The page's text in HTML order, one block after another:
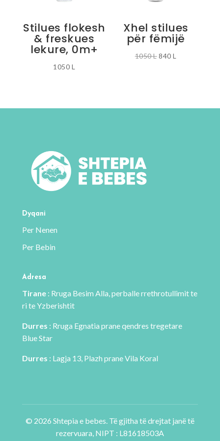
Stilues flokesh
& freskues
lekure, 0m+
1050 L
Xhel stilues
për fëmijë
1050LÇmimi
840L
840 L.
Dyqani
Per Nenen
Per Bebin
Adresa
Tirane : Rruga Besim Alla, perballe rrethrotullimit te
ri te Yzberishtit
Durres : Rruga Egnatia prane qendres tregetare
Blue Star
Durres : Lagja 13, Plazh prane Vila Koral
© 2026 Shtepia e bebes. Të gjitha të drejtat janë të
rezervuara, NIPT : L81618503A